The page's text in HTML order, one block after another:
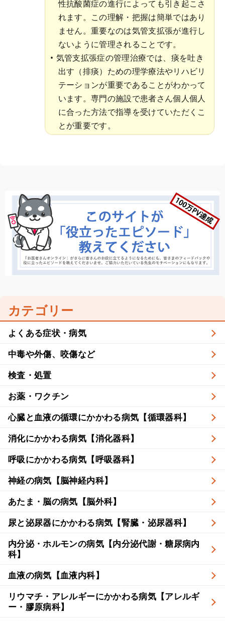
性抗酸菌症の進行によっても引き起こさ
れます。この理解・把握は簡単ではあり
ません。重要なのは気管支拡張が進行し
ないように管理されることです。
気管支拡張症の管理治療では、痰を吐き
出す（排痰）ための理学療法やリハビリ
テーションが重要であることがわかって
います。専門の施設で患者さん個人個人
に合った方法で指導を受けていただくこ
とが重要です。
カテゴリー
よくある症状・病気
中毒や外傷、咬傷など
検査・処置
お薬・ワクチン
心臓と血液の循環にかかわる病気【循環器科】
消化にかかわる病気【消化器科】
呼吸にかかわる病気【呼吸器科】
神経の病気【脳神経内科】
あたま・脳の病気【脳外科】
尿と泌尿器にかかわる病気【腎臓・泌尿器科】
内分泌・ホルモンの病気【内分泌代謝・糖尿病内
科】
血液の病気【血液内科】
リウマチ・アレルギーにかかわる病気【アレルギ
ー・膠原病科】